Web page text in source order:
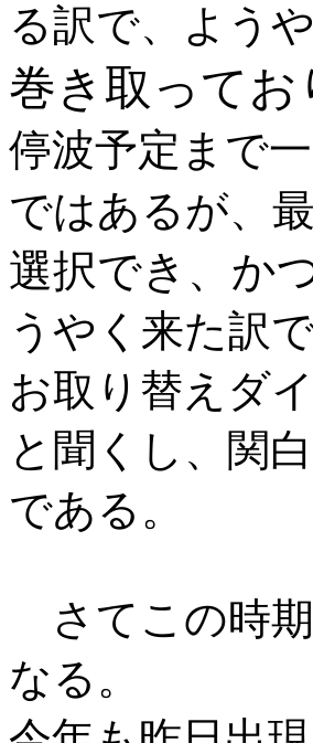
る訳で、よう
巻き取ってお
停波予定まで
ではあるが、
選択でき、か
うやく来た訳
お取り替えダ
と聞くし、関
である。
さてこの時
なる。